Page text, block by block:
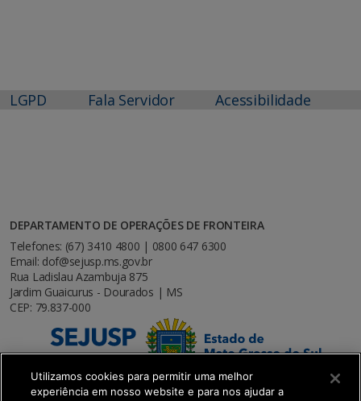
LGPD Fala Servidor Acessibilidade
DEPARTAMENTO DE OPERAÇÕES DE FRONTEIRA
Telefones: (67) 3410 4800 | 0800 647 6300
Email: dof@sejusp.ms.gov.br
Rua Ladislau Azambuja 875
Jardim Guaicurus - Dourados | MS
CEP: 79.837-000
Utilizamos cookies para permitir uma melhor
experiência em nosso website e para nos ajudar a